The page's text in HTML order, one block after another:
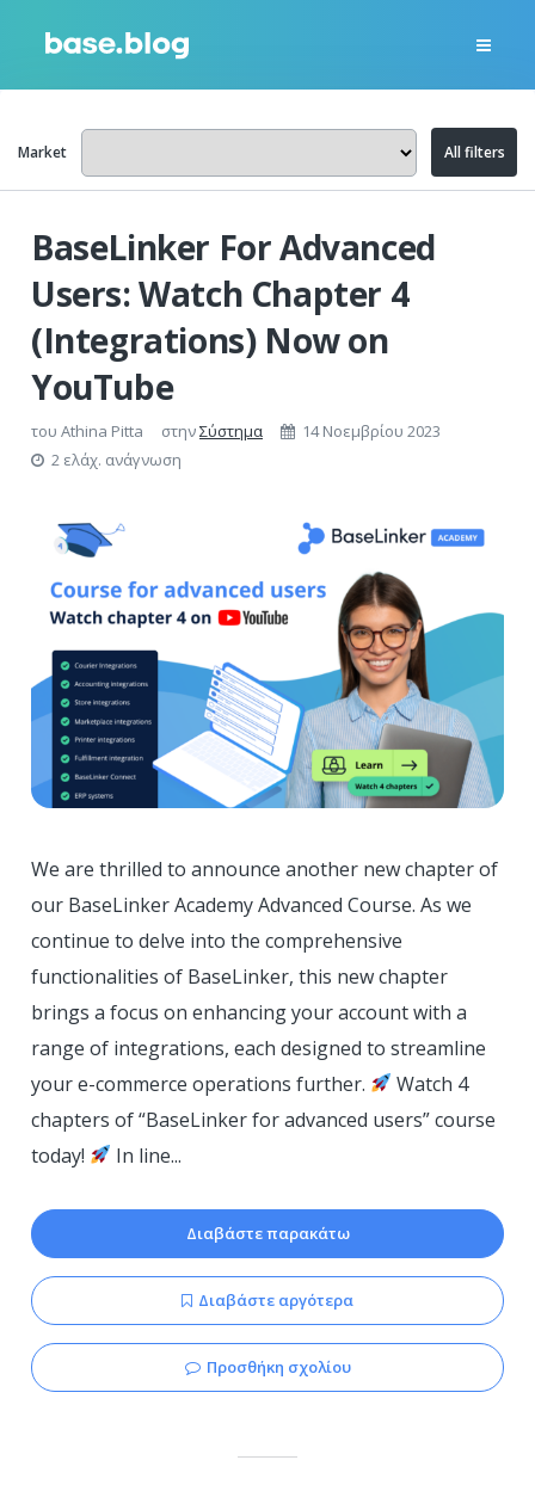
Market All filters
BaseLinker For Advanced
Users: Watch Chapter 4
(Integrations) Now on
YouTube
του Athina Pitta στηνΣύστημα
14 Νοεμβρίου 2023
2 ελάχ. ανάγνωση
We are thrilled to announce another new chapter of
our BaseLinker Academy Advanced Course. As we
continue to delve into the comprehensive
functionalities of BaseLinker, this new chapter
brings a focus on enhancing your account with a
range of integrations, each designed to streamline
your e-commerce operations further.
Watch 4
chapters of “BaseLinker for advanced users” course
today!
In line...
Διαβάστε παρακάτω
Διαβάστε αργότερα
Προσθήκη σχολίου